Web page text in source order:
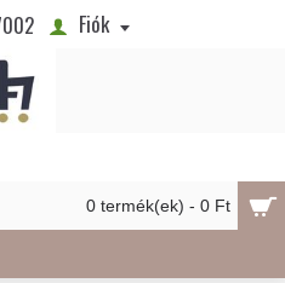
Fiók
0 termék(ek) - 0 Ft